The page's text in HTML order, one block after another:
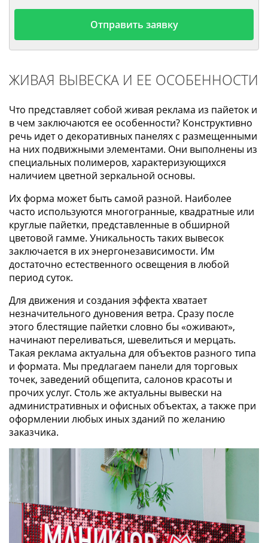
Отправить заявку
ЖИВАЯ ВЫВЕСКА И ЕЕ ОСОБЕННОСТИ
Что представляет собой живая реклама из пайеток и
в чем заключаются ее особенности? Конструктивно
речь идет о декоративных панелях с размещенными
на них подвижными элементами. Они выполнены из
специальных полимеров, характеризующихся
наличием цветной зеркальной основы.
Их форма может быть самой разной. Наиболее
часто используются многогранные, квадратные или
круглые пайетки, представленные в обширной
цветовой гамме. Уникальность таких вывесок
заключается в их энергонезависимости. Им
достаточно естественного освещения в любой
период суток.
Для движения и создания эффекта хватает
незначительного дуновения ветра. Сразу после
этого блестящие пайетки словно бы «оживают»,
начинают переливаться, шевелиться и мерцать.
Такая реклама актуальна для объектов разного типа
и формата. Мы предлагаем панели для торговых
точек, заведений общепита, салонов красоты и
прочих услуг. Столь же актуальны вывески на
административных и офисных объектах, а также при
оформлении любых иных зданий по желанию
заказчика.